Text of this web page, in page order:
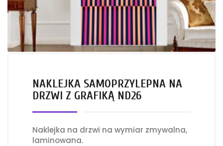
NAKLEJKA SAMOPRZYLEPNA NA
DRZWI Z GRAFIKĄ ND26
Naklejka na drzwi na wymiar zmywalna,
laminowana.